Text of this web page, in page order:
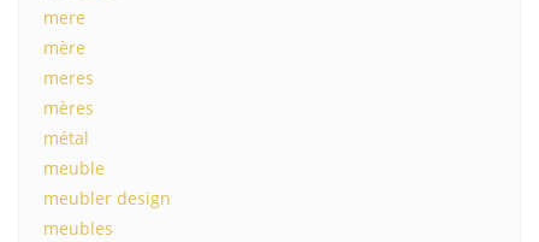
mere
mère
meres
mères
métal
meuble
meubler design
meubles